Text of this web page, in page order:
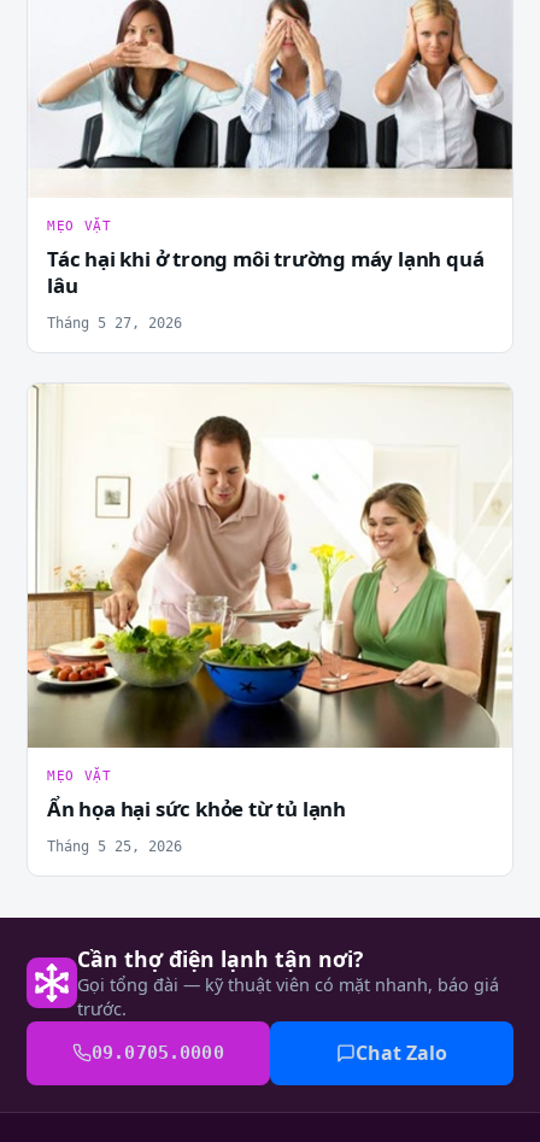
MẸO VẶT
Tác hại khi ở trong môi trường máy lạnh quá
lâu
Tháng 5 27, 2026
MẸO VẶT
Ẩn họa hại sức khỏe từ tủ lạnh
Tháng 5 25, 2026
Cần thợ điện lạnh tận nơi?
Gọi tổng đài — kỹ thuật viên có mặt nhanh, báo giá
trước.
09.0705.0000 Chat Zalo